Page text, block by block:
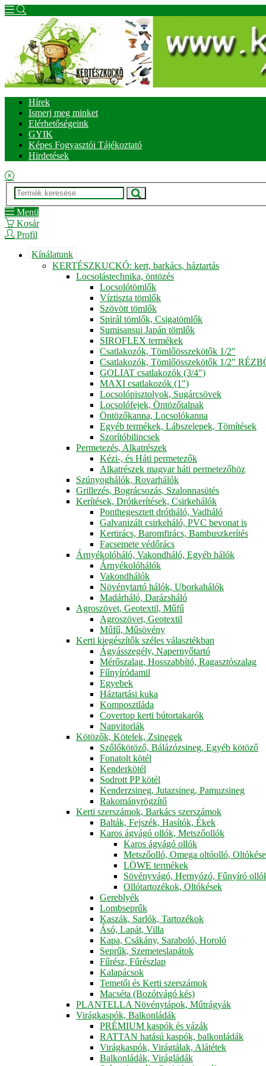
Hírek
Ismerj meg minket
Elérhetőségeink
GYIK
Képes Fogyasztói Tájékoztató
Hirdetések
Menü
Kosár
Profil
Kínálatunk
KERTÉSZKUCKÓ: kert, barkács, háztartás
Locsolástechnika, öntözés
Locsolótömlők
Víztiszta tömlők
Szövött tömlők
Spirál tömlők, Csigatömlők
Sumisansui Japán tömlők
SIROFLEX termékek
Csatlakozók, Tömlőösszekötők 1/2"
Csatlakozók, Tömlőösszekötők 1/2"
GOLIAT csatlakozók (3/4")
MAXI csatlakozók (1")
Locsolópisztolyok, Sugárcsövek
Locsolófejek, Öntözőtalpak
Öntözőkanna, Locsolókanna
Egyéb termékek, Lábszelepek, Tömítések
Szorítóbilincsek
Permetezés, Alkatrészek
Kézi-, és Háti permetezők
Alkatrészek magyar háti permetezőhöz
Szúnyoghálók, Rovarhálók
Grillezés, Bográcsozás, Szalonnasütés
Kerítések, Drótkerítések, Csirkehálók
Ponthegesztett drótháló, Vadháló
Galvanizált csirkeháló, PVC bevonat is
Kertirács, Baromfirács, Bambuszkerítés
Facsemete védőrács
Árnyékolóháló, Vakondháló, Egyéb hálók
Árnyékolóhálók
Vakondhálók
Növénytartó hálók, Uborkahálók
Madárháló, Darázsháló
Agroszövet, Geotextil, Műfű
Agroszövet, Geotextil
Műfű, Műsövény
Kerti kiegészítők széles választékban
Ágyásszegély, Napernyőtartó
Mérőszalag, Hosszabbító, Ragasztószalag
Fűnyíródamil
Egyebek
Háztartási kuka
Komposztláda
Covertop kerti bútortakarók
Napvitorlák
Kötözők, Kötelek, Zsinegek
Szőlőkötöző, Bálázózsineg, Egyéb kötöző
Fonatolt kötél
Kenderkötél
Sodrott PP kötél
Kenderzsineg, Jutazsineg, Pamuzsineg
Rakományrögzítő
Kerti szerszámok, Barkács szerszámok
Balták, Fejszék, Hasítók, Ékek
Karos ágvágó ollók, Metszőollók
Karos ágvágó ollók
Metszőolló, Omega oltóolló,
LÖWE termékek
Sövényvágó, Hernyózó, Fűnyíró
Ollótartozékok, Oltókések
Gereblyék
Lombseprűk
Kaszák, Sarlók, Tartozékok
Ásó, Lapát, Villa
Kapa, Csákány, Saraboló, Horoló
Seprűk, Szemeteslapátok
Fűrész, Fűrészlap
Kalapácsok
Temetői és Kerti szerszámok
Macséta (Bozótvágó kés)
PLANTELLA Növénytápok, Műtrágyák
Virágkaspók, Balkonládák
PRÉMIUM kaspók és vázák
RATTAN hatású kaspók, balkonládák
Virágkaspók, Virágtálak, Alátétek
Balkonládák, Virágládák